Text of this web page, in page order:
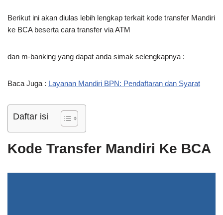
Berikut ini akan diulas lebih lengkap terkait kode transfer Mandiri
ke BCA beserta cara transfer via ATM
dan m-banking yang dapat anda simak selengkapnya :
Baca Juga : Layanan Mandiri BPN: Pendaftaran dan Syarat
Daftar isi
Kode Transfer Mandiri Ke BCA